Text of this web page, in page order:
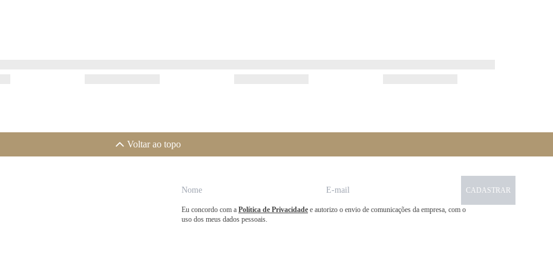
Voltar ao topo
CADASTRAR
Eu concordo com a Política de Privacidade e autorizo o envio de comunicações da empresa, com o
uso dos meus dados pessoais.